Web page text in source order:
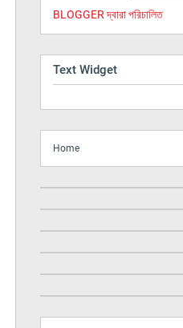
BLOGGER দ্বারা পরিচালিত
Text Widget
Home